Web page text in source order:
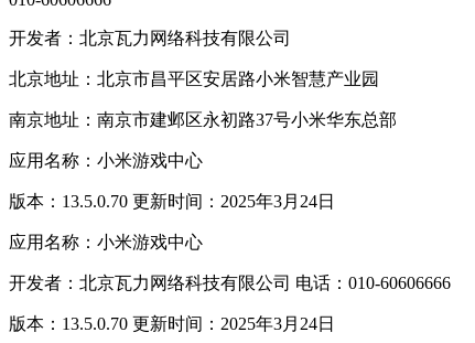
开发者：北京瓦力网络科技有限公司
北京地址：北京市昌平区安居路小米智慧产业园
南京地址：南京市建邺区永初路37号小米华东总部
应用名称：小米游戏中心
版本：13.5.0.70 更新时间：2025年3月24日
应用名称：小米游戏中心
开发者：北京瓦力网络科技有限公司 电话：010-60606666
版本：13.5.0.70 更新时间：2025年3月24日